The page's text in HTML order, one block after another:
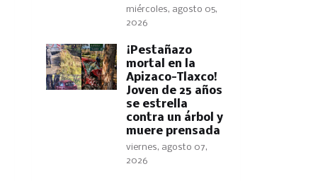
miércoles, agosto 05,
2026
¡Pestañazo
mortal en la
Apizaco-Tlaxco!
Joven de 25 años
se estrella
contra un árbol y
muere prensada
viernes, agosto 07,
2026